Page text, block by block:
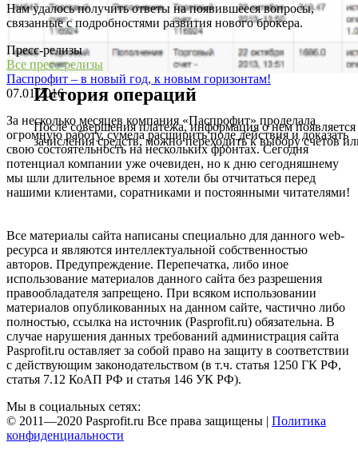
История операций
После совершения платежа, информация о нем
зачисления средств, можно переходить к выбору счетов
Нам удалось получить ответы на появившееся вопросы,
связанные с подробностями развития нового брокера.
Пресс-релизы
Все пресс-релизы
Паспрофит – в новый год, к новым горизонтам!
07.01.2016
За несколько месяцев компания «Паспрофит» проделала
огромную работу, сумела расширить поле действия и доказать
свою состоятельность на нескольких фронтах. Сегодня
потенциал компании уже очевиден, но к дню сегодняшнему
мы шли длительное время и хотели бы отчитаться перед
нашими клиентами, соратниками и постоянными читателями!
Все материалы сайта написаны специально для данного web-
ресурса и являются интеллектуальной собственностью
авторов. Предупреждение. Перепечатка, либо иное
использование материалов данного сайта без разрешения
правообладателя запрещено. При всяком использовании
материалов опубликованных на данном сайте, частично либо
полностью, ссылка на источник (Pasprofit.ru) обязательна. В
случае нарушения данных требований администрация сайта
Pasprofit.ru оставляет за собой право на защиту в соответствии
с действующим законодательством (в т.ч. статья 1250 ГК РФ,
статья 7.12 КоАП РФ и статья 146 УК РФ).
Мы в социальных сетях:
© 2011—2020 Pasprofit.ru Все права защищены | Политика
конфиденциальности